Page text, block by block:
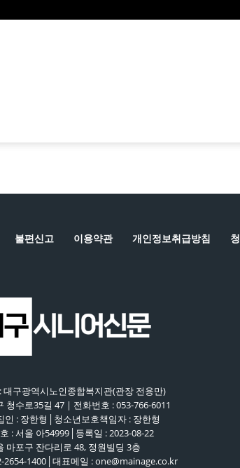
불편신고 이용약관 개인정보취급방침
대구광역시노인종합복지관(관장 전용만)
청수로35길 47 | 전화번호 : 053-766-6011
인 : 장한형│청소년보호책임자 : 장한형
: 서울 아54999│등록일 : 2023-08-22
마포구 잔다리로 48, 정원빌딩 3층
2654-1400│대표메일 : one@mainage.co.kr